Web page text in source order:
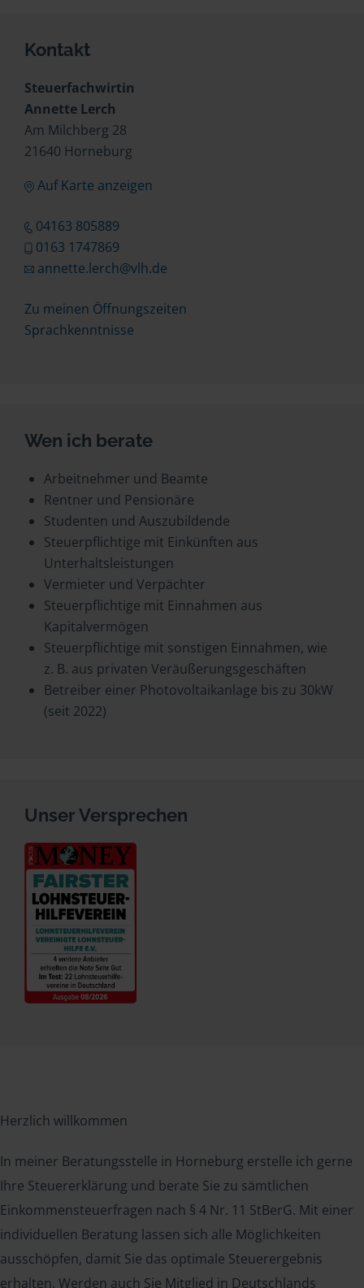
Kontakt
Steuerfachwirtin
Annette Lerch
Am Milchberg 28
21640 Horneburg
Auf Karte anzeigen
04163 805889
0163 1747869
annette.lerch@vlh.de
Zu meinen Öffnungszeiten
Sprachkenntnisse
Wen ich berate
Arbeitnehmer und Beamte
Rentner und Pensionäre
Studenten und Auszubildende
Steuerpflichtige mit Einkünften aus
Unterhaltsleistungen
Vermieter und Verpächter
Steuerpflichtige mit Einnahmen aus
Kapitalvermögen
Steuerpflichtige mit sonstigen Einnahmen, wie
z. B. aus privaten Veräußerungsgeschäften
Betreiber einer Photovoltaikanlage bis zu 30kW
(seit 2022)
Unser Versprechen
Herzlich willkommen
In meiner Beratungsstelle in Horneburg erstelle ich gerne
Ihre Steuererklärung und berate Sie zu sämtlichen
Einkommensteuerfragen nach § 4 Nr. 11 StBerG. Mit einer
individuellen Beratung lassen sich alle Möglichkeiten
ausschöpfen, damit Sie das optimale Steuerergebnis
erhalten. Werden auch Sie Mitglied in Deutschlands